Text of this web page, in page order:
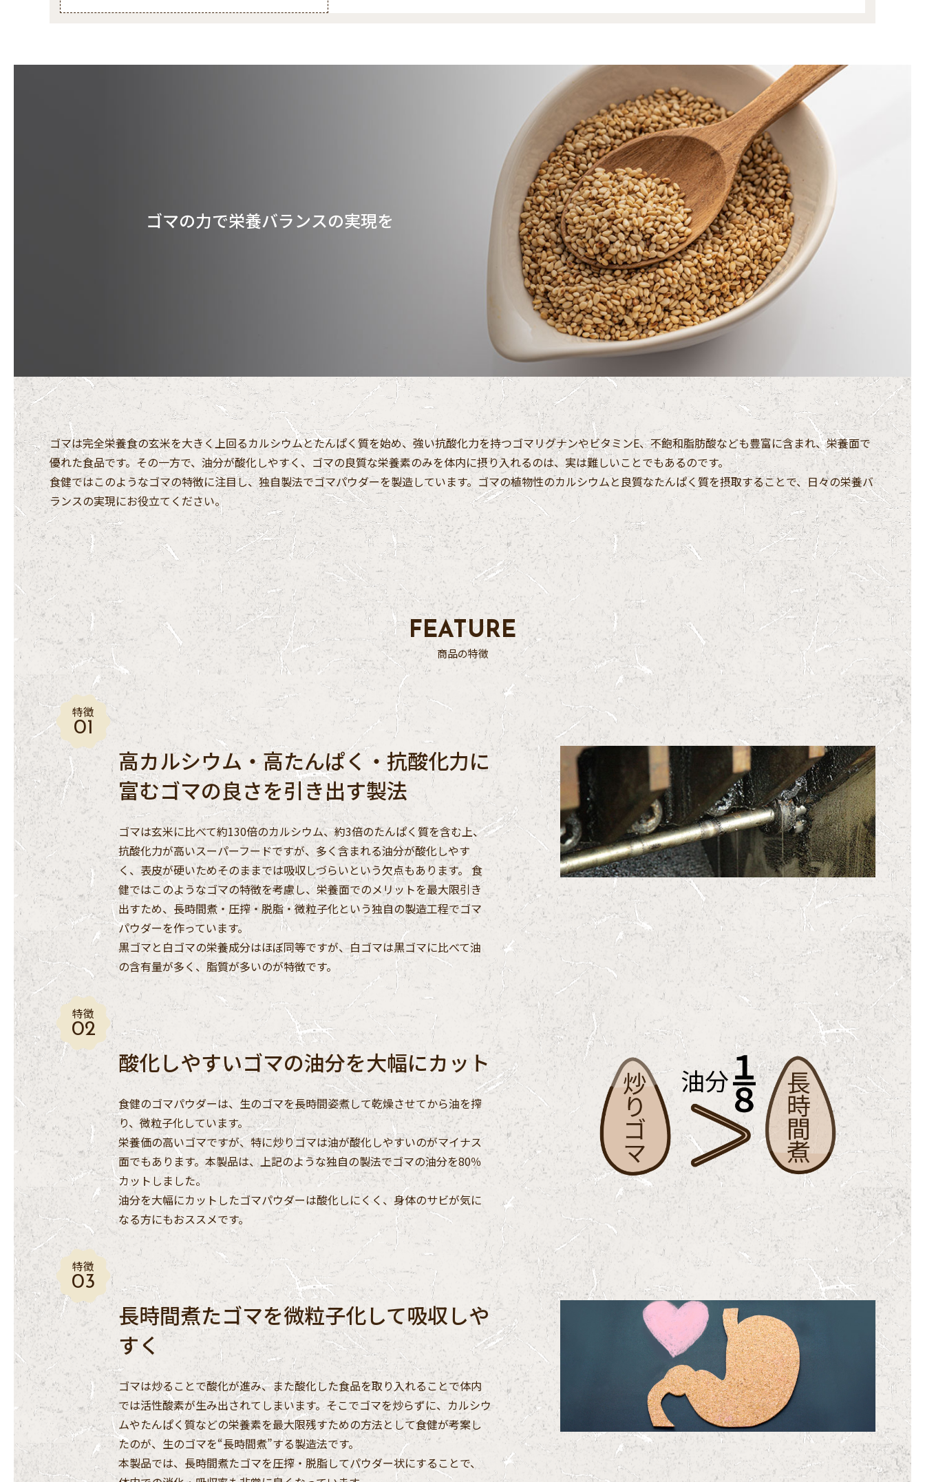
ゴマの力で栄養バランスの実現を
ゴマは完全栄養食の玄米を大きく上回るカルシウムとたんぱく質を始め、強い抗酸化力を持つゴマリグナンやビタミンE、不飽和脂肪酸なども豊富に含まれ、栄養面で
優れた食品です。その一方で、油分が酸化しやすく、ゴマの良質な栄養素のみを体内に摂り入れるのは、実は難しいことでもあるのです。
食健ではこのようなゴマの特徴に注目し、独自製法でゴマパウダーを製造しています。ゴマの植物性のカルシウムと良質なたんぱく質を摂取することで、日々の栄養バ
ランスの実現にお役立てください。
FEATURE
商品の特徴
特徴
高カルシウム・高たんぱく・抗酸化力に
富むゴマの良さを引き出す製法
ゴマは玄米に比べて約130倍のカルシウム、約3倍のたんぱく質を含む上、
抗酸化力が高いスーパーフードですが、多く含まれる油分が酸化しやす
く、表皮が硬いためそのままでは吸収しづらいという欠点もあります。 食
健ではこのようなゴマの特徴を考慮し、栄養面でのメリットを最大限引き
出すため、長時間煮・圧搾・脱脂・微粒子化という独自の製造工程でゴマ
パウダーを作っています。
黒ゴマと白ゴマの栄養成分はほぼ同等ですが、白ゴマは黒ゴマに比べて油
の含有量が多く、脂質が多いのが特徴です。
特徴
酸化しやすいゴマの油分を大幅にカット
食健のゴマパウダーは、生のゴマを長時間姿煮して乾燥させてから油を搾
り、微粒子化しています。
栄養価の高いゴマですが、特に炒りゴマは油が酸化しやすいのがマイナス
面でもあります。本製品は、上記のような独自の製法でゴマの油分を80％
カットしました。
油分を大幅にカットしたゴマパウダーは酸化しにくく、身体のサビが気に
なる方にもおススメです。
特徴
長時間煮たゴマを微粒子化して吸収しや
すく
ゴマは炒ることで酸化が進み、また酸化した食品を取り入れることで体内
では活性酸素が生み出されてしまいます。そこでゴマを炒らずに、カルシウ
ムやたんぱく質などの栄養素を最大限残すための方法として食健が考案し
たのが、生のゴマを“長時間煮”する製造法です。
本製品では、長時間煮たゴマを圧搾・脱脂してパウダー状にすることで、